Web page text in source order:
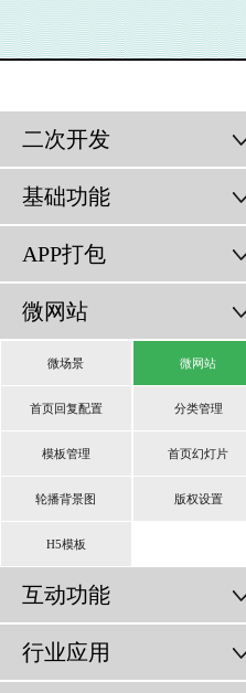
二次开发
基础功能
APP打包
微网站
微场景 微网站
首页回复配置 分类管理
模板管理 首页幻灯片
轮播背景图 版权设置
H5模板
互动功能
行业应用